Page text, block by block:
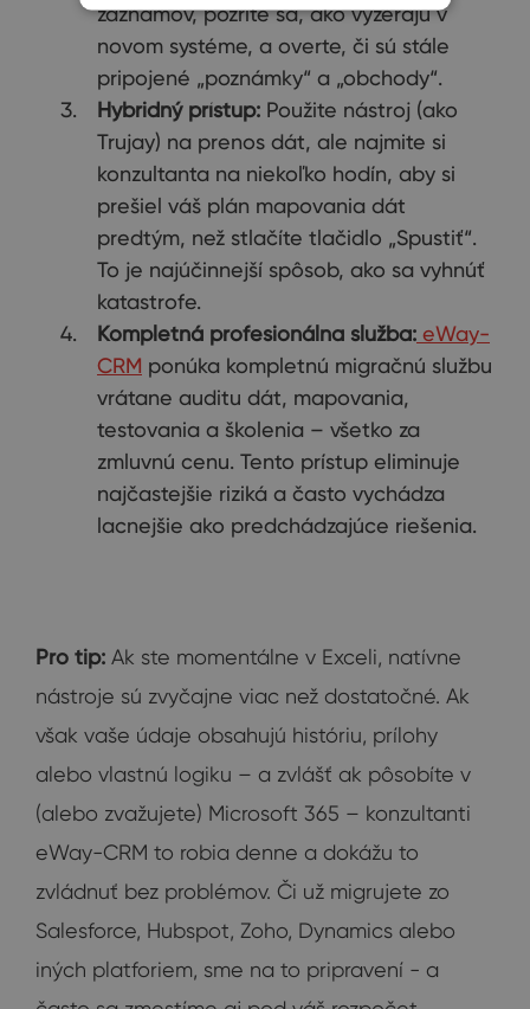
záznamov, pozrite sa, ako vyzerajú v
novom systéme, a overte, či sú stále
pripojené „poznámky“ a „obchody“.
Hybridný prístup: Použite nástroj (ako
Trujay) na prenos dát, ale najmite si
konzultanta na niekoľko hodín, aby si
prešiel váš plán mapovania dát
predtým, než stlačíte tlačidlo „Spustiť“.
To je najúčinnejší spôsob, ako sa vyhnúť
katastrofe.
Kompletná profesionálna služba: eWay-
CRM ponúka kompletnú migračnú službu
vrátane auditu dát, mapovania,
testovania a školenia – všetko za
zmluvnú cenu. Tento prístup eliminuje
najčastejšie riziká a často vychádza
lacnejšie ako predchádzajúce riešenia.
Pro tip: Ak ste momentálne v Exceli, natívne
nástroje sú zvyčajne viac než dostatočné. Ak
však vaše údaje obsahujú históriu, prílohy
alebo vlastnú logiku – a zvlášť ak pôsobíte v
(alebo zvažujete) Microsoft 365 – konzultanti
eWay-CRM to robia denne a dokážu to
zvládnuť bez problémov. Či už migrujete zo
Salesforce, Hubspot, Zoho, Dynamics alebo
iných platforiem, sme na to pripravení - a